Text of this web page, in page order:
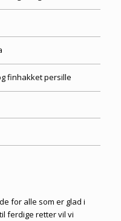
finhakket persille
for alle som er glad i
ferdige retter vil vi